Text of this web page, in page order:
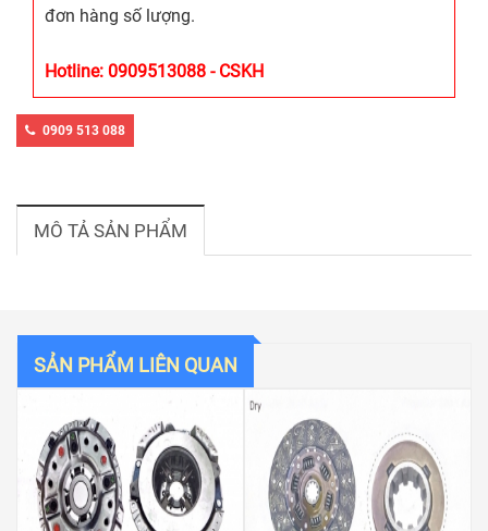
đơn hàng số lượng.
Hotline: 0909513088 - CSKH
0909 513 088
MÔ TẢ SẢN PHẨM
SẢN PHẨM LIÊN QUAN